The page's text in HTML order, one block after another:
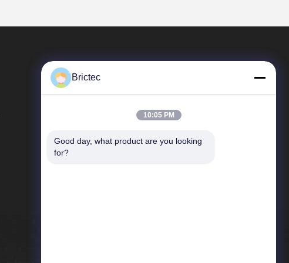
त्वरित लिंक
Brictec
10:05 PM
Good day, what product are you looking
for?